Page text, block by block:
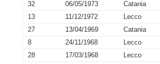
32
06/05/1973 Catania
13
11/12/1972 Lecco
27
13/04/1969 Catania
8
24/11/1968 Lecco
28
17/03/1968 Lecco